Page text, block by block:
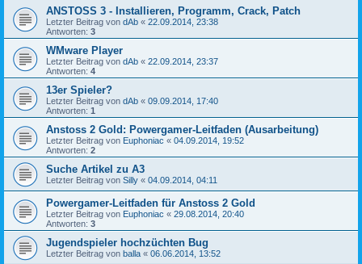
ANSTOSS 3 - Installieren, Programm, Crack, Patch
Letzter Beitrag von dAb « 22.09.2014, 23:38
Antworten: 3
WMware Player
Letzter Beitrag von dAb « 22.09.2014, 23:37
Antworten: 4
13er Spieler?
Letzter Beitrag von dAb « 09.09.2014, 17:40
Antworten: 1
Anstoss 2 Gold: Powergamer-Leitfaden (Ausarbeitung)
Letzter Beitrag von Euphoniac « 04.09.2014, 19:52
Antworten: 2
Suche Artikel zu A3
Letzter Beitrag von Silly « 04.09.2014, 04:11
Powergamer-Leitfaden für Anstoss 2 Gold
Letzter Beitrag von Euphoniac « 29.08.2014, 20:40
Antworten: 3
Jugendspieler hochzüchten Bug
Letzter Beitrag von balla « 06.06.2014, 13:52